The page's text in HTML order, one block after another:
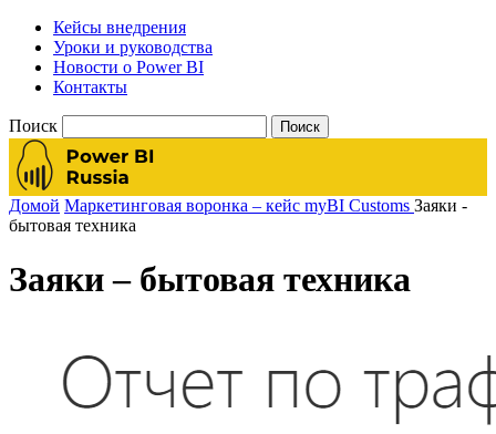
Кейсы внедрения
Уроки и руководства
Новости о Power BI
Контакты
Поиск
Домой Маркетинговая воронка – кейс myBI Customs Заяки -
бытовая техника
Заяки – бытовая техника